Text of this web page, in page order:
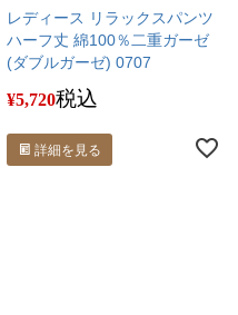
レディース リラックスパンツ
ハーフ丈 綿100％二重ガーゼ
(ダブルガーゼ) 0707
¥5,720税込
詳細を見る